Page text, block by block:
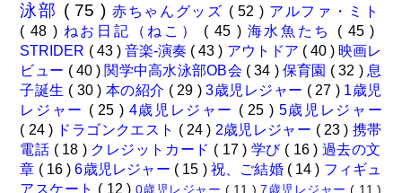
泳部 ( 75 ) 赤ちゃんグッズ ( 52 ) アルファ・ミト
( 48 ) ねお日記（ねこ） ( 45 ) 海水魚たち ( 45 )
STRIDER ( 43 ) 音楽-演奏 ( 43 ) アウトドア ( 40 ) 映画レ
ビュー ( 40 ) 関学中高水泳部OB会 ( 34 ) 保育園 ( 32 ) 息
子誕生 ( 30 ) 本の紹介 ( 29 )3歳児レジャー ( 27 ) 1歳児
レジャー ( 25 ) 4歳児レジャー ( 25 ) 5歳児レジャー
( 24 ) ドラゴンクエスト ( 24 ) 2歳児レジャー ( 23 ) 携帯
電話 ( 18 ) クレジットカード ( 17 ) 学び ( 16 ) 過去の文
章 ( 16 )6歳児レジャー ( 15 ) 祝、ご結婚 ( 14 ) フィギュ
アスケート ( 12 ) 0歳児レジャー ( 11 )7歳児レジャー( 11 )